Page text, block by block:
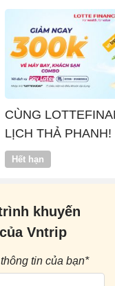
CÙNG
LỊCH THẢ PHANH!
Hết hạn
khuyến
Vntrip
tin của bạn*